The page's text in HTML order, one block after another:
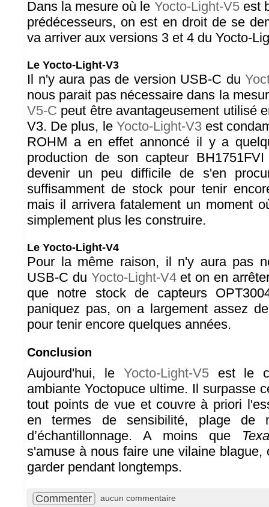
Dans la mesure où le Yocto-Light-V5est
prédécesseurs, on est en droit de se
va arriver aux versions 3 et 4 du Yocto-
Le Yocto-Light-V3
Il n'y aura pas de version USB-C du
nous parait pas nécessaire dans la
V5-C peut être avantageusement utilisé
V3. De plus, le Yocto-Light-V3est
ROHM a en effet annoncé il y a
production de son capteur
devenir un peu difficile de s'en
suffisamment de stock pour tenir
mais il arrivera fatalement un moment
simplement plus les construire.
Le Yocto-Light-V4
Pour la même raison, il n'y aura pas
USB-C du Yocto-Light-V4et on en
que notre stock de capteurs
paniquez pas, on a largement assez
pour tenir encore quelques années.
Conclusion
Aujourd'hui, le Yocto-Light-V5est le
ambiante Yoctopuce ultime. Il surpasse
tout points de vue et couvre à priori
en termes de sensibilité, plage de
d’échantillonnage. A moins que
s'amuse à nous faire une vilaine blague,
garder pendant longtemps.
Commenter aucun commentaire